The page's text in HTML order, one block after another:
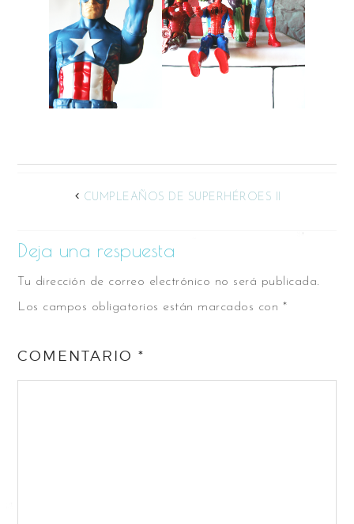
CUMPLEAÑOS DE SUPERHÉROES II
Deja una respuesta
Tu dirección de correo electrónico no será publicada.
Los campos obligatorios están marcados con *
COMENTARIO*